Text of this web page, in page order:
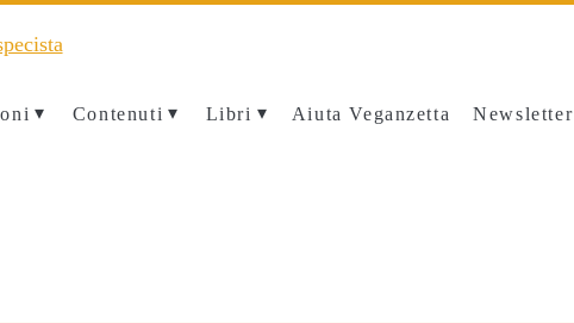
Contenuti Libri Aiuta Veganzetta Newsletter